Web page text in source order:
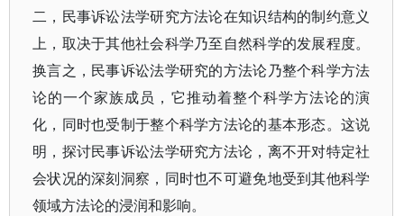
二，民事诉讼法学研究方法论在知识结构的制约意义
上，取决于其他社会科学乃至自然科学的发展程度。
换言之，民事诉讼法学研究的方法论乃整个科学方法
论的一个家族成员，它推动着整个科学方法论的演
化，同时也受制于整个科学方法论的基本形态。这说
明，探讨民事诉讼法学研究方法论，离不开对特定社
会状况的深刻洞察，同时也不可避免地受到其他科学
领域方法论的浸润和影响。